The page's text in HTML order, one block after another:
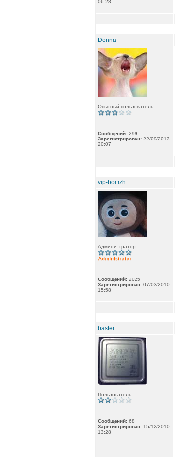
06:28
Donna
Опытный пользователь
Сообщений: 299
Зарегистрирован: 22/09/2013
20:07
vip-bomzh
Администратор
Сообщений: 2025
Зарегистрирован: 07/03/2010
15:58
baster
Пользователь
Сообщений: 68
Зарегистрирован: 15/12/2010
13:28